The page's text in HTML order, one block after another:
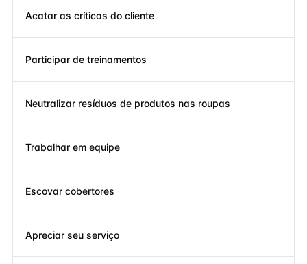
Acatar as críticas do cliente
Participar de treinamentos
Neutralizar resíduos de produtos nas roupas
Trabalhar em equipe
Escovar cobertores
Apreciar seu serviço